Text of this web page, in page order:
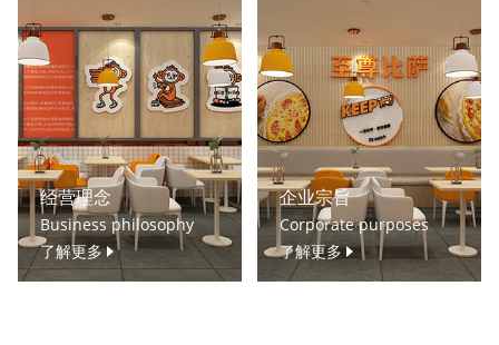
经营理念
Business philosophy
了解更多
企业宗旨
Corporate purposes
了解更多